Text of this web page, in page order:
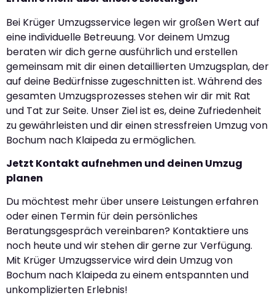
Bei Krüger Umzugsservice legen wir großen Wert auf
eine individuelle Betreuung. Vor deinem Umzug
beraten wir dich gerne ausführlich und erstellen
gemeinsam mit dir einen detaillierten Umzugsplan, der
auf deine Bedürfnisse zugeschnitten ist. Während des
gesamten Umzugsprozesses stehen wir dir mit Rat
und Tat zur Seite. Unser Ziel ist es, deine Zufriedenheit
zu gewährleisten und dir einen stressfreien Umzug von
Bochum nach Klaipeda zu ermöglichen.
Jetzt Kontakt aufnehmen und deinen Umzug
planen
Du möchtest mehr über unsere Leistungen erfahren
oder einen Termin für dein persönliches
Beratungsgespräch vereinbaren? Kontaktiere uns
noch heute und wir stehen dir gerne zur Verfügung.
Mit Krüger Umzugsservice wird dein Umzug von
Bochum nach Klaipeda zu einem entspannten und
unkomplizierten Erlebnis!